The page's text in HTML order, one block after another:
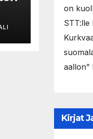
on
STT:lle
aallon”
Kirjat